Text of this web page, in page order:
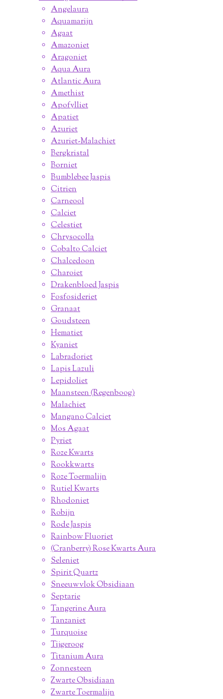
Angelaura
Aquamarijn
Agaat
Amazoniet
Aragoniet
Aqua Aura
Atlantic Aura
Amethist
Apofylliet
Apatiet
Azuriet
Azuriet-Malachiet
Bergkristal
Borniet
Bumblebee Jaspis
Citrien
Carneool
Calciet
Celestiet
Chrysocolla
Cobalto Calciet
Chalcedoon
Charoiet
Drakenbloed Jaspis
Fosfosideriet
Granaat
Goudsteen
Hematiet
Kyaniet
Labradoriet
Lapis Lazuli
Lepidoliet
Maansteen (Regenboog)
Malachiet
Mangano Calciet
Mos Agaat
Pyriet
Roze Kwarts
Rookkwarts
Roze Toermalijn
Rutiel Kwarts
Rhodoniet
Robijn
Rode Jaspis
Rainbow Fluoriet
(Cranberry) Rose Kwarts Aura
Seleniet
Spirit Quartz
Sneeuwvlok Obsidiaan
Septarie
Tangerine Aura
Tanzaniet
Turquoise
Tijgeroog
Titanium Aura
Zonnesteen
Zwarte Obsidiaan
Zwarte Toermalijn